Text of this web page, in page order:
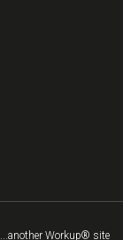
...another Workup® site